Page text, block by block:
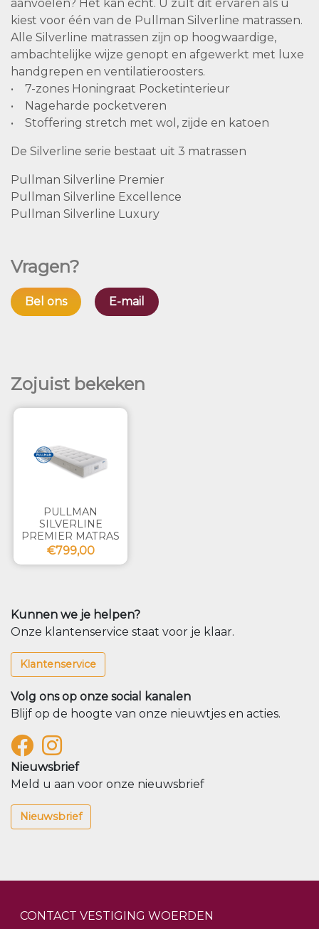
aanvoelen? Het kan echt. U zult dit ervaren als u
kiest voor één van de Pullman Silverline matrassen.
Alle Silverline matrassen zijn op hoogwaardige,
ambachtelijke wijze genopt en afgewerkt met luxe
handgrepen en ventilatieroosters.
• 7-zones Honingraat Pocketinterieur
• Nageharde pocketveren
• Stoffering stretch met wol, zijde en katoen
De Silverline serie bestaat uit 3 matrassen
Pullman Silverline Premier
Pullman Silverline Excellence
Pullman Silverline Luxury
Vragen?
Bel ons E-mail
Zojuist bekeken
PULLMAN
SILVERLINE
PREMIER MATRAS
€799,00
Kunnen we je helpen?
Onze klantenservice staat voor je klaar.
Klantenservice
Volg ons op onze social kanalen
Blijf op de hoogte van onze nieuwtjes en acties.
Nieuwsbrief
Meld u aan voor onze nieuwsbrief
Nieuwsbrief
CONTACT VESTIGING WOERDEN